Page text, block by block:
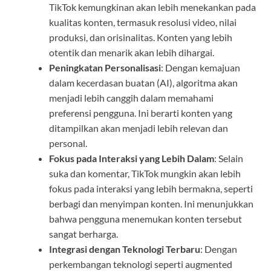
TikTok kemungkinan akan lebih menekankan pada
kualitas konten, termasuk resolusi video, nilai
produksi, dan orisinalitas. Konten yang lebih
otentik dan menarik akan lebih dihargai.
Peningkatan Personalisasi: Dengan kemajuan
dalam kecerdasan buatan (AI), algoritma akan
menjadi lebih canggih dalam memahami
preferensi pengguna. Ini berarti konten yang
ditampilkan akan menjadi lebih relevan dan
personal.
Fokus pada Interaksi yang Lebih Dalam: Selain
suka dan komentar, TikTok mungkin akan lebih
fokus pada interaksi yang lebih bermakna, seperti
berbagi dan menyimpan konten. Ini menunjukkan
bahwa pengguna menemukan konten tersebut
sangat berharga.
Integrasi dengan Teknologi Terbaru: Dengan
perkembangan teknologi seperti augmented